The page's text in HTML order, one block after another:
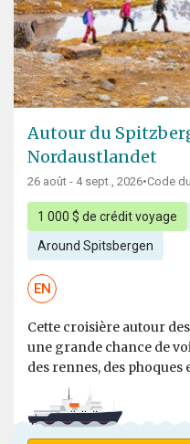
Autour du
Nordaustlandet
26 août - 4 sept., 2026•Code
1 000 $ de crédit voyage
Around Spitsbergen
EN
Cette croisière autour
une grande chance de
des rennes, des phoques